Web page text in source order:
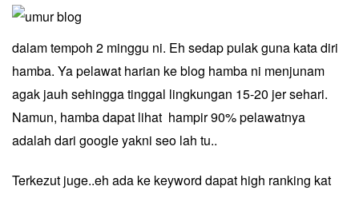
dalam tempoh 2 minggu ni. Eh sedap pulak guna kata diri
hamba. Ya pelawat harian ke blog hamba ni menjunam
agak jauh sehingga tinggal lingkungan 15-20 jer sehari.
Namun, hamba dapat lihat hampir 90% pelawatnya
adalah dari google yakni seo lah tu..
Terkezut juge..eh ada ke keyword dapat high ranking kat